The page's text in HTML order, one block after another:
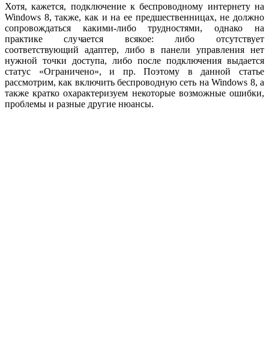
Хотя, кажется, подключение к беспроводному интернету на
Windows 8, также, как и на ее предшественницах, не должно
сопровождаться какими-либо трудностями, однако на
практике случается всякое: либо отсутствует
соответствующий адаптер, либо в панели управления нет
нужной точки доступа, либо после подключения выдается
статус «Ограничено», и пр. Поэтому в данной статье
рассмотрим, как включить беспроводную сеть на Windows 8, а
также кратко охарактеризуем некоторые возможные ошибки,
проблемы и разные другие нюансы.